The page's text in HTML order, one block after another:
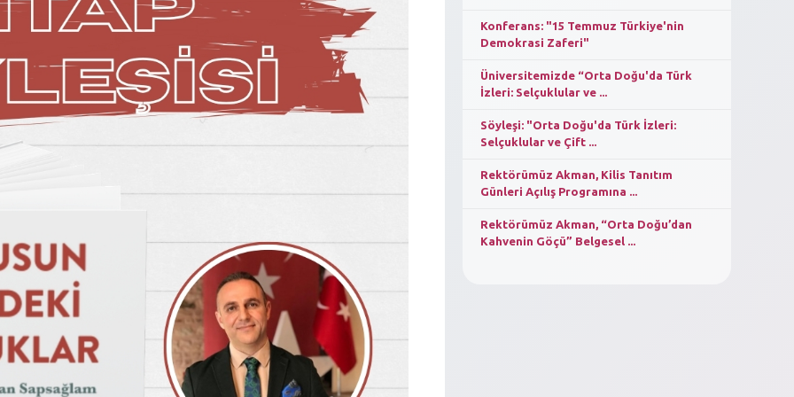
Konferans: "15 Temmuz Türkiye'nin
Demokrasi Zaferi"
Üniversitemizde “Orta Doğu'da Türk
İzleri: Selçuklular ve ...
Söyleşi: "Orta Doğu'da Türk İzleri:
Selçuklular ve Çift ...
Rektörümüz Akman, Kilis Tanıtım
Günleri Açılış Programına ...
Rektörümüz Akman, “Orta Doğu’dan
Kahvenin Göçü” Belgesel ...